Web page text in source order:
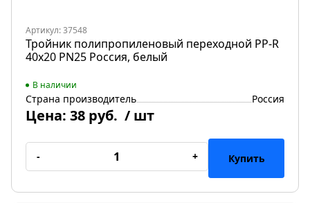
Артикул: 37548
Тройник полипропиленовый переходной PP-R
40х20 PN25 Россия, белый
В наличии
Страна производитель Россия
Цена: 38 руб. / шт
- + Купить